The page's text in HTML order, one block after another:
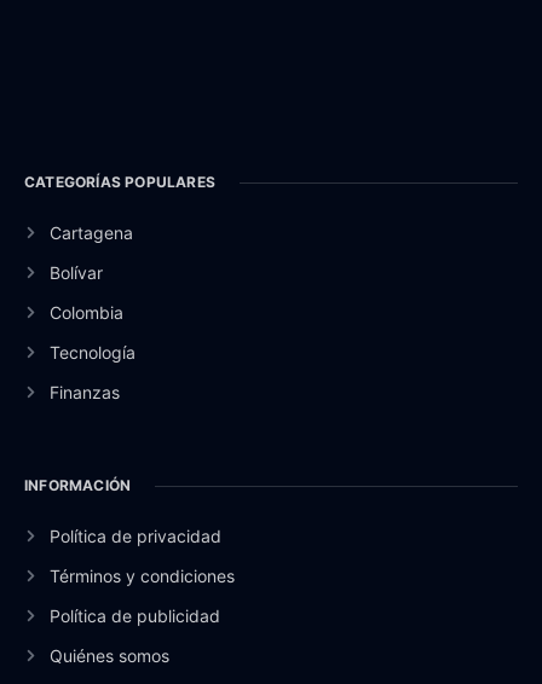
CATEGORÍAS POPULARES
Cartagena
Bolívar
Colombia
Tecnología
Finanzas
INFORMACIÓN
Política de privacidad
Términos y condiciones
Política de publicidad
Quiénes somos